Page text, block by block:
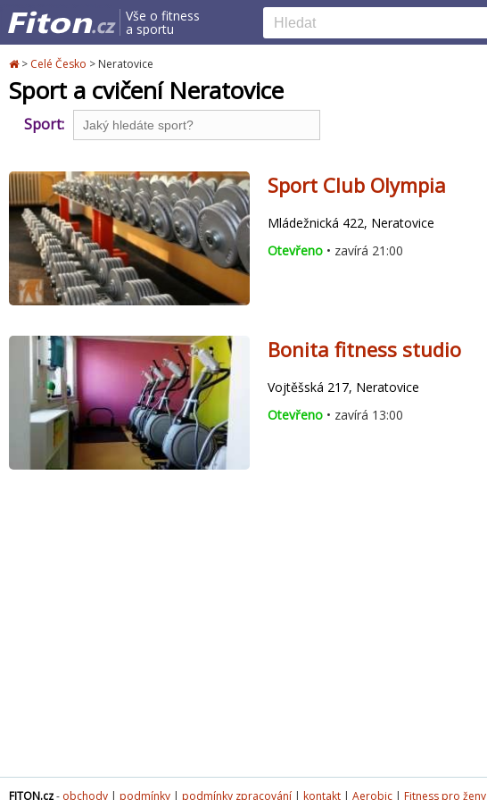
Vše o fitness
a sportu
> Celé Česko > Neratovice
Sport a cvičení Neratovice
Sport:
Sport Club Olympia
Mládežnická 422, Neratovice
Otevřeno • zavírá 21:00
Bonita fitness studio
Vojtěšská 217, Neratovice
Otevřeno • zavírá 13:00
FITON.cz- obchody | podmínky | podmínky zpracování | kontakt | Aerobic | Fitness pro ženy